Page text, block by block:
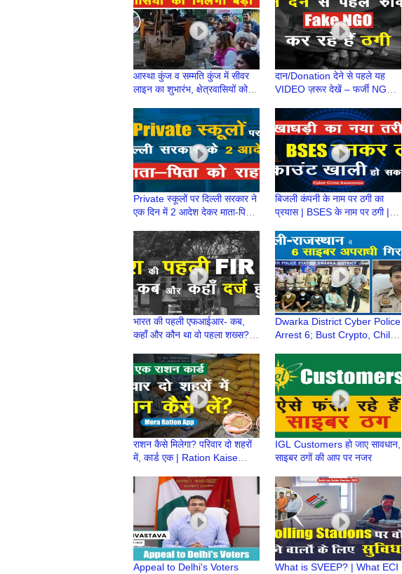
आस्था कुंज व सम्मति कुंज में सीवर
लाइन का शुभारंभ, क्षेत्रवासियों को
दान/Donation देने से पहले यह
VIDEO ज़रूर देखें – फर्जी NGO
Private स्कूलों पर दिल्ली सरकार ने
एक दिन में 2 आदेश देकर माता-पिता
बिजली कंपनी के नाम पर ठगी का
प्रयास | BSES के नाम पर ठगी |
भारत की पहली एफआईआर- कब,
कहाँ और कौन था वो पहला शख्स? |
Report
Dwarka District Cyber Police
Arrest 6; Bust Crypto, Child
Fraud Scams
राशन कैसे मिलेगा? परिवार दो शहरों
में, कार्ड एक | Ration Kaise
App
IGL Customers हो जाए सावधान,
साइबर ठगों की आप पर नजर
Appeal to Delhi's Voters
What is SVEEP? | What ECI